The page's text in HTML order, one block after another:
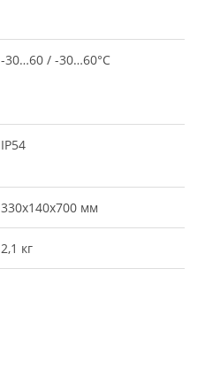
-30…60 / -30…60°С
IP54
330х140х700 мм
2,1 кг